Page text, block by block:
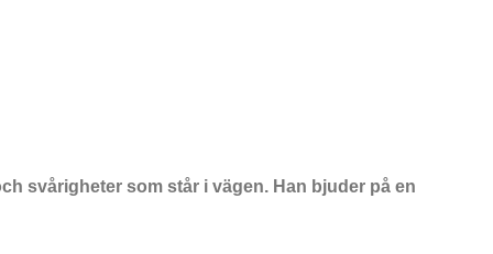
svårigheter som står i vägen. Han bjuder på en